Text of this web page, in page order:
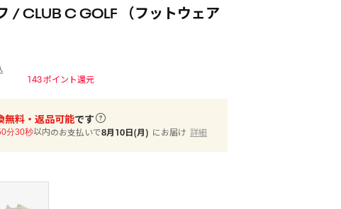
/ CLUB C GOLF （フットウェア
143ポイント還元
無料・返品可能です
分30秒以内のお支払いで8月10日(月) にお届け 詳細